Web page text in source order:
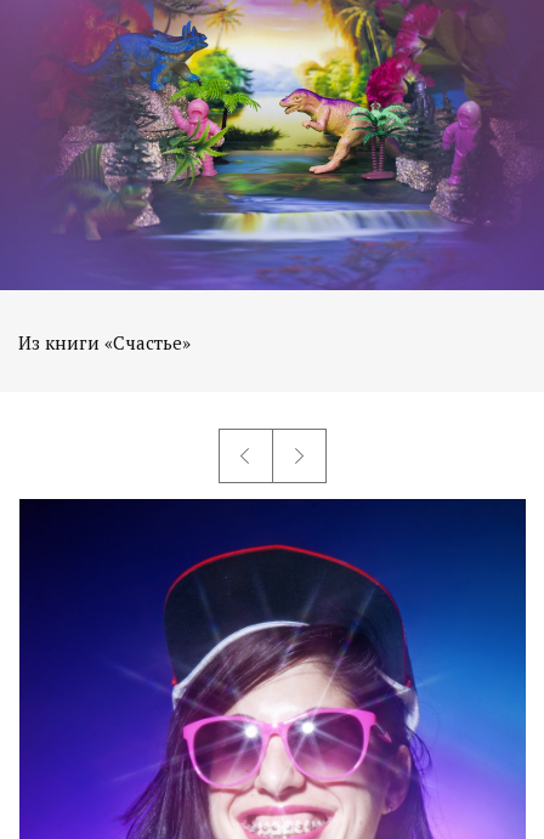
Из книги «Счастье»